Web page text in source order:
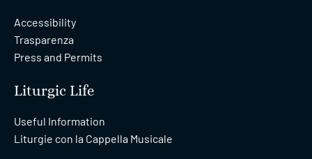
Accessibility
Trasparenza
Press and Permits
Liturgic Life
Useful Information
Liturgie con la Cappella Musicale